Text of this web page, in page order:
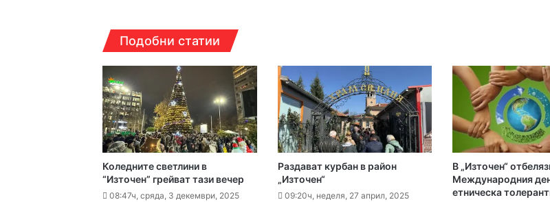
Кошмарът на една майка в съда
16:38ч, петък, 7 август, 2026
Над 5 кг наркотици иззети в Пловдивско за месец
16:16ч, петък, 7 август, 2026
Какво да правим в Пловдив (07.08– 13.08)
Подобни статии
Коледните светлини в
“Източен” грейват тази вечер
08:47ч, сряда, 3 декември, 2025
Раздават курбан в район
„Източен“
09:20ч, неделя, 27 април, 2025
В „Източен“
Международния
етническа